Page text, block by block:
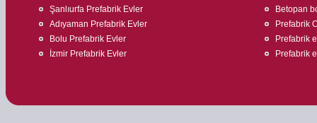
Şanlıurfa Prefabrik Evler
Adıyaman Prefabrik Evler
Bolu Prefabrik Evler
İzmir Prefabrik Evler
Betopan
Prefabrik
Prefabrik
Prefabrik